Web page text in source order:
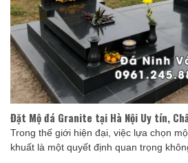
Đặt Mộ đá Granite tại Hà Nội Uy tín,
Trong thế giới hiện đại, việc lựa chọn
khuất là một quyết định quan trọng